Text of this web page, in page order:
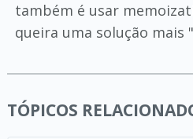
também é usar
queira uma solução mais
TÓPICOS